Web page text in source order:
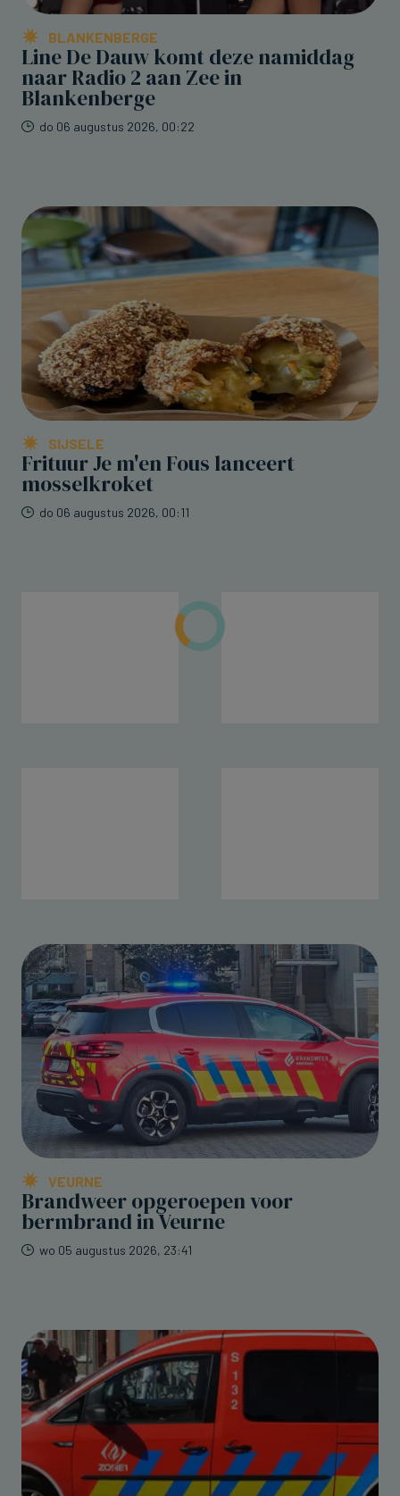
BLANKENBERGE
Line De Dauw komt deze namiddag
naar Radio 2 aan Zee in
Blankenberge
do 06 augustus 2026, 00:22
SIJSELE
Frituur Je m'en Fous lanceert
mosselkroket
do 06 augustus 2026, 00:11
VEURNE
Brandweer opgeroepen voor
bermbrand in Veurne
wo 05 augustus 2026, 23:41